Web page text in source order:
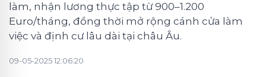
làm, nhận lương thực tập từ 900–1.200
Euro/tháng, đồng thời mở rộng cánh cửa làm
việc và định cư lâu dài tại châu Âu.
09-05-2025 12:06:20